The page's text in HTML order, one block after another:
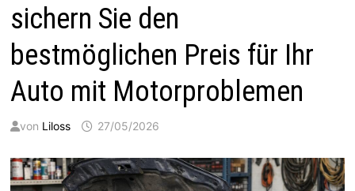
sichern Sie den
bestmöglichen Preis für Ihr
Auto mit Motorproblemen
von Liloss 27/05/2026